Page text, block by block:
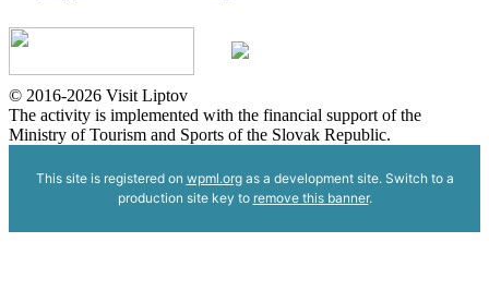
© 2016-2026 Visit Liptov
The activity is implemented with the financial support of the
Ministry of Tourism and Sports of the Slovak Republic.
This site is registered on wpml.orgas a development site. Switch to a
production site key to remove this banner.